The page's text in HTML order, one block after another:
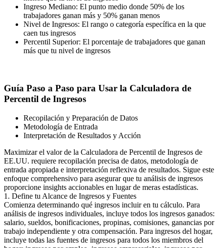
Ingreso Mediano: El punto medio donde 50% de los
trabajadores ganan más y 50% ganan menos
Nivel de Ingresos: El rango o categoría específica en la que
caen tus ingresos
Percentil Superior: El porcentaje de trabajadores que ganan
más que tu nivel de ingresos
Guía Paso a Paso para Usar la Calculadora de
Percentil de Ingresos
Recopilación y Preparación de Datos
Metodología de Entrada
Interpretación de Resultados y Acción
Maximizar el valor de la Calculadora de Percentil de Ingresos de
EE.UU. requiere recopilación precisa de datos, metodología de
entrada apropiada e interpretación reflexiva de resultados. Sigue este
enfoque comprehensivo para asegurar que tu análisis de ingresos
proporcione insights accionables en lugar de meras estadísticas.
1. Define tu Alcance de Ingresos y Fuentes
Comienza determinando qué ingresos incluir en tu cálculo. Para
análisis de ingresos individuales, incluye todos los ingresos ganados:
salario, sueldos, bonificaciones, propinas, comisiones, ganancias por
trabajo independiente y otra compensación. Para ingresos del hogar,
incluye todas las fuentes de ingresos para todos los miembros del